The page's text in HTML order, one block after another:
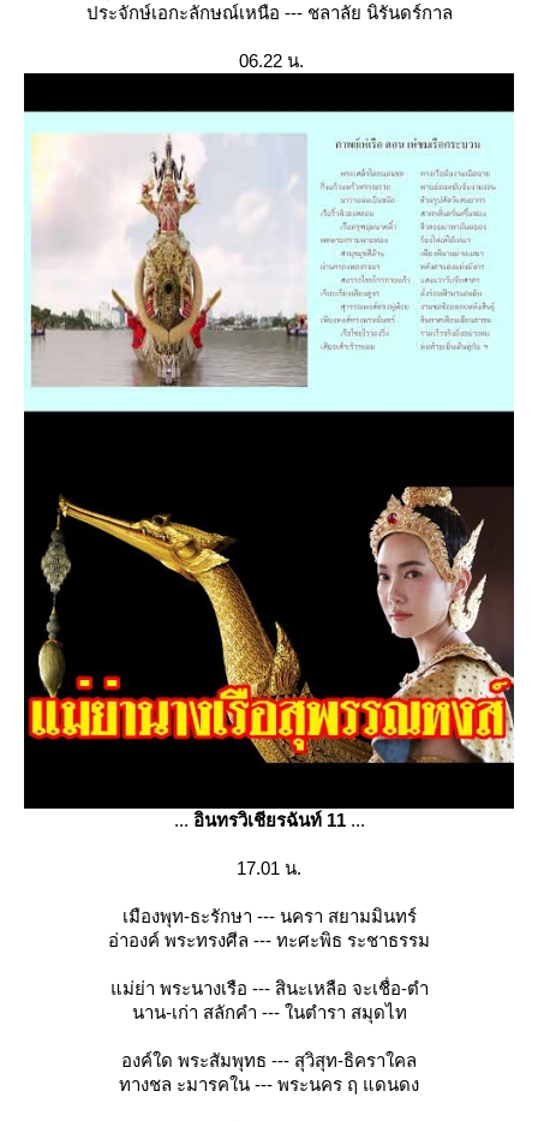
ประจักษ์เอกะลักษณ์เหนือ --- ชลาลัย นิรันดร์กาล
06.22 น.
... อินทรวิเชียรฉันท์ 11 ...
17.01 น.
เมืองพุท-ธะรักษา --- นครา สยามมินทร์
อ่าองค์ พระทรงศีล --- ทะศะพิธ ระชาธรรม
ม่ย่า พระนางเรือ --- สินะเหลือ จะเชื่อ-ตำ
นาน-เก่า สลักคำ --- ในตำรา สมุดไท
องค์ใด พระสัมพุทธ --- สุวิสุท-ธิคราใคล
ทางชล ะมารคใน --- พระนคร ฤ แดนดง